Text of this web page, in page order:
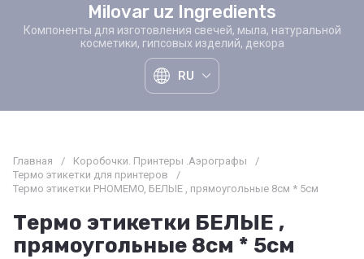
Milovar uz Ingredients
Компоненты для изготовления свечей, мыла, натуральной
косметики, гипсовых изделий, декора
RU
Главная / Коробочки. Принтеры .Аэрографы
/
Термо этикетки для принтеров
/
Термо этикетки PHOMEMO, БЕЛЫЕ , прямоугольные 8см * 5см
Термо этикетки БЕЛЫЕ ,
прямоугольные 8см * 5см